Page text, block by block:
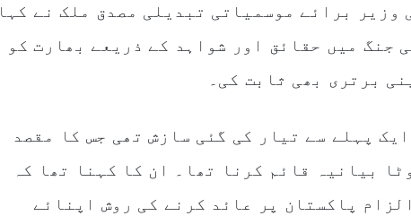
وزیر برائے موسمیاتی تبدیلی مصدق ملک نے کہا
جنگ میں حقائق اور شواہد کے ذریعے بھارت کو
برتری بھی ثابت کی۔
پہلے سے تیار کی گئی سازش تھی جس کا مقصد
بیانیہ قائم کرنا تھا۔ ان کا کہنا تھا کہ
پاکستان پر عائد کرنے کی روش اپنائے